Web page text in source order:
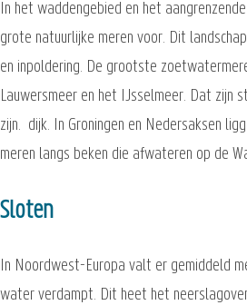
In het waddengebied en het
grote natuurlijke meren voor. Dit
en inpoldering. De grootste
Lauwersmeer en het IJsselmeer. Dat zijn
zijn. dijk. In Groningen en Nedersaksen
meren langs beken die afwateren op de
Sloten
In Noordwest-Europa valt er gemiddeld
water verdampt. Dit heet het